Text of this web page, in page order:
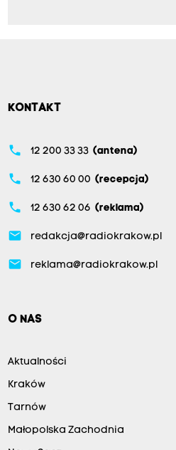
KONTAKT
phone 12 200 33 33 (antena)
phone 12 630 60 00 (recepcja)
phone 12 630 62 06 (reklama)
email redakcja@radiokrakow.pl
email reklama@radiokrakow.pl
O NAS
Aktualności
Kraków
Tarnów
Małopolska Zachodnia